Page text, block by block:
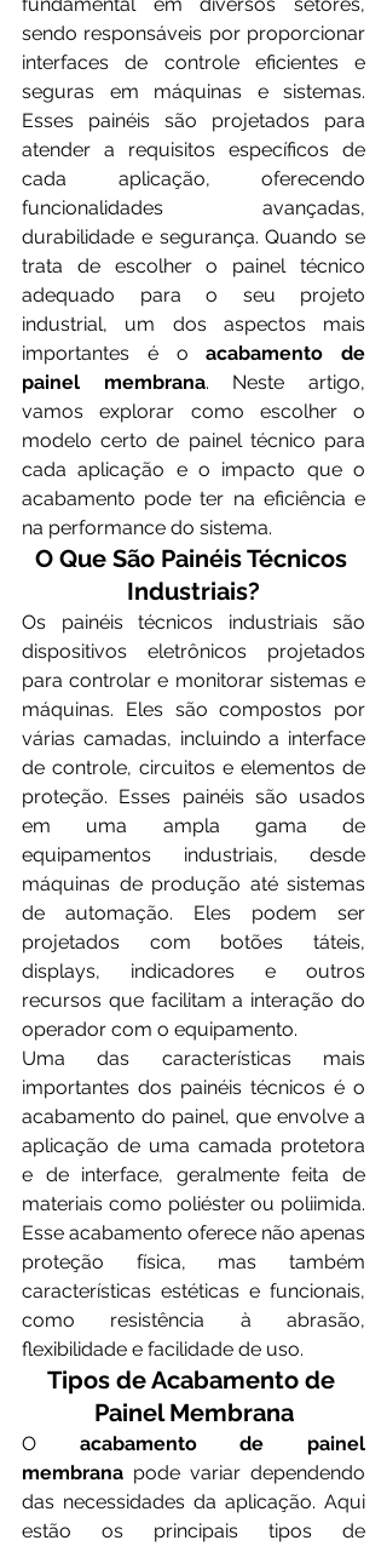
sendo responsáveis por proporcionar
interfaces de controle eficientes e
seguras em máquinas e sistemas.
Esses painéis são projetados para
atender a requisitos específicos de
cada aplicação, oferecendo
funcionalidades avançadas,
durabilidade e segurança. Quando se
trata de escolher o painel técnico
adequado para o seu projeto
industrial, um dos aspectos mais
importantes é o acabamento de
painel membrana. Neste artigo,
vamos explorar como escolher o
modelo certo de painel técnico para
cada aplicação e o impacto que o
acabamento pode ter na eficiência e
na performance do sistema.
O Que São Painéis Técnicos
Industriais?
Os painéis técnicos industriais são
dispositivos eletrônicos projetados
para controlar e monitorar sistemas e
máquinas. Eles são compostos por
várias camadas, incluindo a interface
de controle, circuitos e elementos de
proteção. Esses painéis são usados
em uma ampla gama de
equipamentos industriais, desde
máquinas de produção até sistemas
de automação. Eles podem ser
projetados com botões táteis,
displays, indicadores e outros
recursos que facilitam a interação do
operador com o equipamento.
Uma das características mais
importantes dos painéis técnicos é o
acabamento do painel, que envolve a
aplicação de uma camada protetora
e de interface, geralmente feita de
materiais como poliéster ou poliimida.
Esse acabamento oferece não apenas
proteção física, mas também
características estéticas e funcionais,
como resistência à abrasão,
flexibilidade e facilidade de uso.
Tipos de Acabamento de
Painel Membrana
O acabamento de painel
membrana pode variar dependendo
das necessidades da aplicação. Aqui
estão os principais tipos de